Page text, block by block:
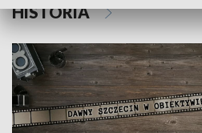
HISTORIA